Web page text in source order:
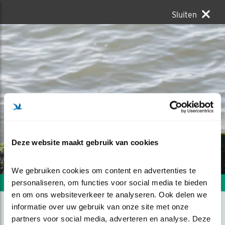
Deze website maakt gebruik van cookies
We gebruiken cookies om content en advertenties te
personaliseren, om functies voor social media te bieden
en om ons websiteverkeer te analyseren. Ook delen we
informatie over uw gebruik van onze site met onze
partners voor social media, adverteren en analyse. Deze
Sluiten
Volgende foto Vorige foto